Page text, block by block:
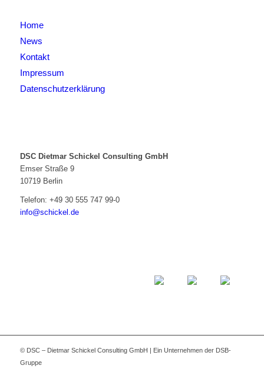
Home
News
Kontakt
Impressum
Datenschutzerklärung
DSC Dietmar Schickel Consulting GmbH
Emser Straße 9
10719 Berlin
Telefon: +49 30 555 747 99-0
info@schickel.de
© DSC – Dietmar Schickel Consulting GmbH | Ein Unternehmen der DSB-
Gruppe